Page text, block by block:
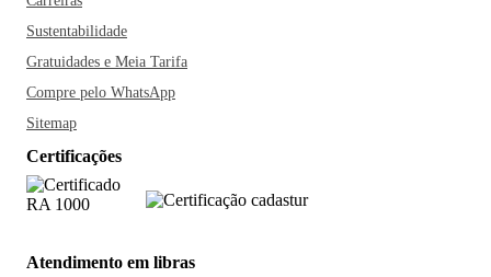
Sustentabilidade
Gratuidades e Meia Tarifa
Compre pelo WhatsApp
Sitemap
Certificações
Atendimento em libras